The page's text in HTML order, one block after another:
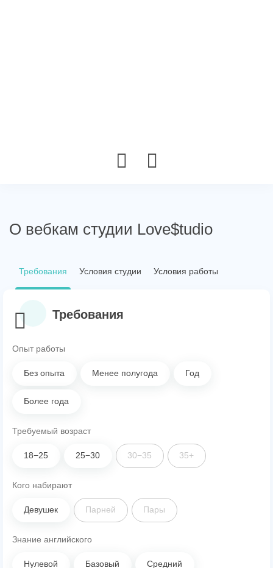
О вебкам студии Love$tudio
Требования Условия студии Условия работы
Требования
Опыт работы
Без опыта Менее полугода Год
Более года
Требуемый возраст
18−25 25−30 30−35 35+
Кого набирают
Девушек Парней Пары
Знание английского
Нулевой Базовый Средний